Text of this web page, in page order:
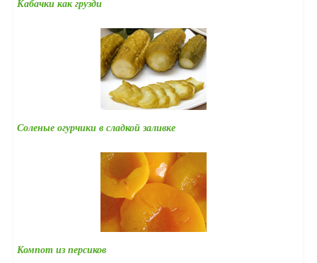
Кабачки как грузди
Соленые огурчики в сладкой заливке
Компот из персиков